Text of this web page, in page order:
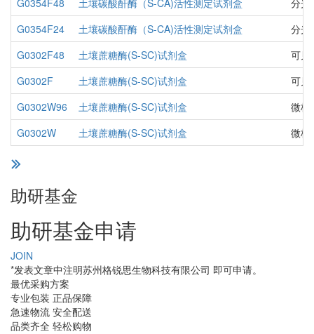
G0354F48
土壤碳酸酐酶（S-CA)活性测定试剂盒
分光
G0354F24
土壤碳酸酐酶（S-CA)活性测定试剂盒
分光
G0302F48
土壤蔗糖酶(S-SC)试剂盒
可见
G0302F
土壤蔗糖酶(S-SC)试剂盒
可见
G0302W96
土壤蔗糖酶(S-SC)试剂盒
微板
G0302W
土壤蔗糖酶(S-SC)试剂盒 微板
助研基金
助研基金申请
JOIN
*发表文章中注明苏州格锐思生物科技有限公司 即可申请。
最优采购方案
专业包装 正品保障
急速物流 安全配送
品类齐全 轻松购物